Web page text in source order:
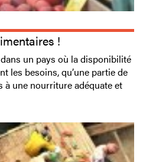
!
un pays où la disponibilité
les besoins, qu’une partie de
à une nourriture adéquate et